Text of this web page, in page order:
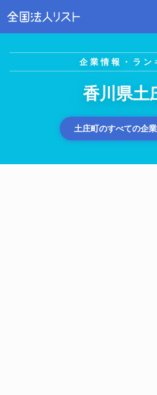
企業情報・ラン
香川県土
土庄町のすべての企